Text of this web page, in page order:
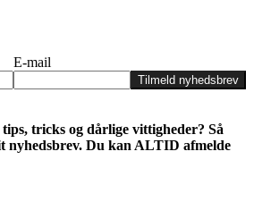
E-mail
Tilmeld nyhedsbrev
tricks og dårlige vittigheder? Så
nyhedsbrev. Du kan ALTID afmelde